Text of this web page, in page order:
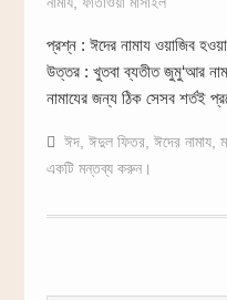
প্রশ্ন : ঈদের নামায ওয়াজিব
উত্তর : খুতবা ব্যতীত জুমু‘আর
নামাযের জন্য ঠিক সেসব শর্তই
ঈদ, ঈদুল ফিতর, ঈদের নামায,
একটি মন্তব্য করুন।